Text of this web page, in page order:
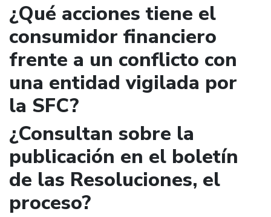
¿Qué acciones tiene el
consumidor financiero
frente a un conflicto con
una entidad vigilada por
la SFC?
¿Consultan sobre la
publicación en el boletín
de las Resoluciones, el
proceso?